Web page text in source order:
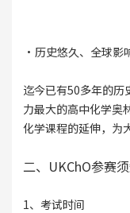
·历史悠久、全球影
迄今已有50多年的历
力最大的高中化学奥
化学课程的延伸，为
二、UKChO参赛
1、考试时间